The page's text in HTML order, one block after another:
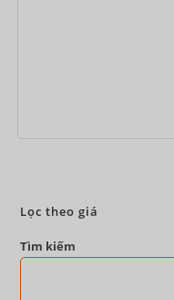
Lọc theo giá
Tìm kiếm